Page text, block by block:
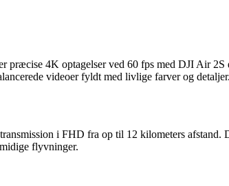
præcise 4K optagelser ved 60 fps med DJI Air
videoer fyldt med livlige farver og detaljer.
i FHD fra op til 12 kilometers
flyvninger.